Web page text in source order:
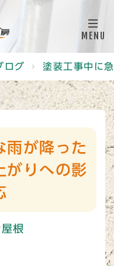
ログ 塗装工事中に
雨が降った
がりへの影
根